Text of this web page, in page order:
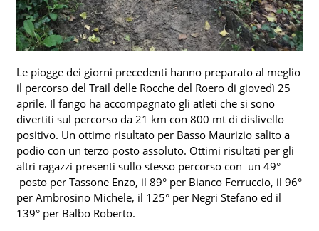
Le piogge dei giorni precedenti hanno preparato al meglio
il percorso del Trail delle Rocche del Roero di giovedì 25
aprile. Il fango ha accompagnato gli atleti che si sono
divertiti sul percorso da 21 km con 800 mt di dislivello
positivo. Un ottimo risultato per Basso Maurizio salito a
podio con un terzo posto assoluto. Ottimi risultati per gli
altri ragazzi presenti sullo stesso percorso con un 49°
posto per Tassone Enzo, il 89° per Bianco Ferruccio, il 96°
per Ambrosino Michele, il 125° per Negri Stefano ed il
139° per Balbo Roberto.